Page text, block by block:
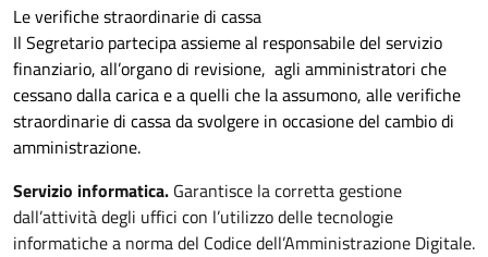
Le verifiche straordinarie di cassa
Il Segretario partecipa assieme al responsabile del servizio
finanziario, all’organo di revisione, agli amministratori che
cessano dalla carica e a quelli che la assumono, alle verifiche
straordinarie di cassa da svolgere in occasione del cambio di
amministrazione.
Servizio informatica. Garantisce la corretta gestione
dall’attività degli uffici con l’utilizzo delle tecnologie
informatiche a norma del Codice dell’Amministrazione Digitale.